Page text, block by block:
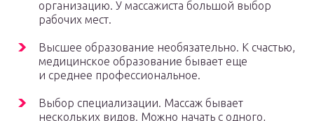
организацию. У массажиста большой выбор
рабочих мест.
Высшее образование необязательно. К счастью,
медицинское образование бывает еще
и среднее профессиональное.
Выбор специализации. Массаж бывает
нескольких видов. Можно начать с одного,